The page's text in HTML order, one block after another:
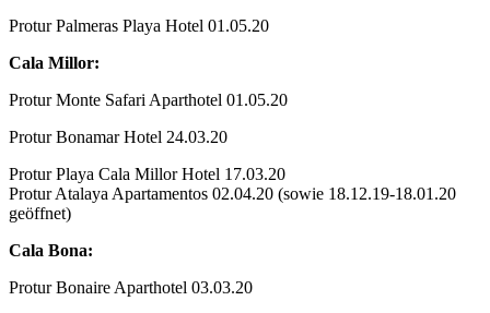
Protur Palmeras Playa Hotel 01.05.20
Cala Millor:
Protur Monte Safari Aparthotel 01.05.20
Protur Bonamar Hotel 24.03.20
Protur Playa Cala Millor Hotel 17.03.20
Protur Atalaya Apartamentos 02.04.20 (sowie 18.12.19-18.01.20
geöffnet)
Cala Bona:
Protur Bonaire Aparthotel 03.03.20